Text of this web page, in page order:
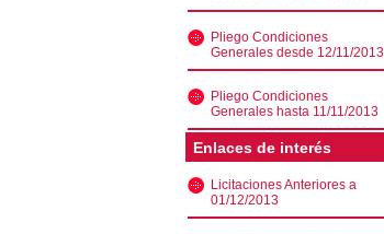
Pliego Condiciones
Generales desde 12/11/2013
Pliego Condiciones
Generales hasta 11/11/2013
Enlaces de interés
Licitaciones Anteriores a
01/12/2013